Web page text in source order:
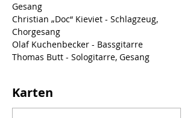
Gesang
Christian „Doc“ Kieviet - Schlagzeug,
Chorgesang
Olaf Kuchenbecker - Bassgitarre
Thomas Butt - Sologitarre, Gesang
Karten